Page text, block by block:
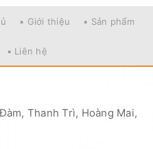
• Giới thiệu • Sản phẩm
• Liên hệ
Thanh Trì, Hoàng Mai,